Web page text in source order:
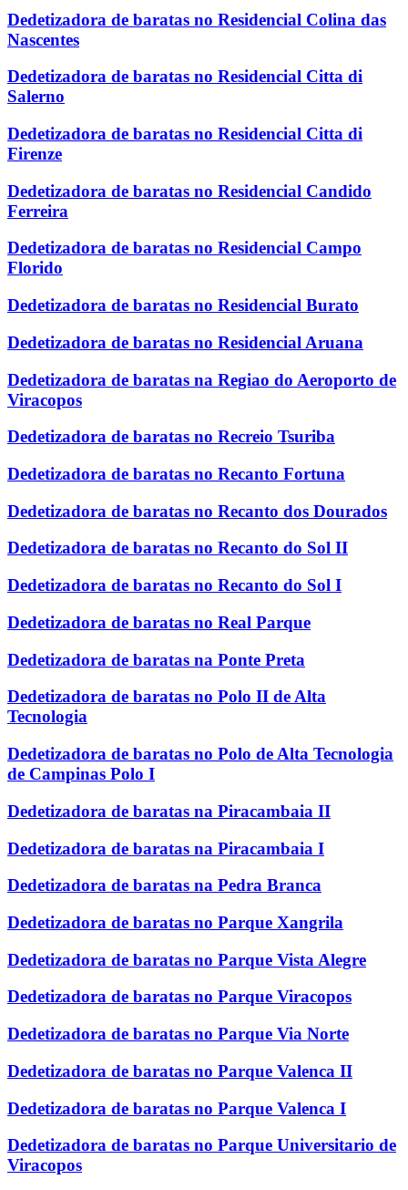
Dedetizadora de baratas no Residencial Colina das
Nascentes
Dedetizadora de baratas no Residencial Citta di
Salerno
Dedetizadora de baratas no Residencial Citta di
Firenze
Dedetizadora de baratas no Residencial Candido
Ferreira
Dedetizadora de baratas no Residencial Campo
Florido
Dedetizadora de baratas no Residencial Burato
Dedetizadora de baratas no Residencial Aruana
Dedetizadora de baratas na Regiao do Aeroporto de
Viracopos
Dedetizadora de baratas no Recreio Tsuriba
Dedetizadora de baratas no Recanto Fortuna
Dedetizadora de baratas no Recanto dos Dourados
Dedetizadora de baratas no Recanto do Sol II
Dedetizadora de baratas no Recanto do Sol I
Dedetizadora de baratas no Real Parque
Dedetizadora de baratas na Ponte Preta
Dedetizadora de baratas no Polo II de Alta
Tecnologia
Dedetizadora de baratas no Polo de Alta Tecnologia
de Campinas Polo I
Dedetizadora de baratas na Piracambaia II
Dedetizadora de baratas na Piracambaia I
Dedetizadora de baratas na Pedra Branca
Dedetizadora de baratas no Parque Xangrila
Dedetizadora de baratas no Parque Vista Alegre
Dedetizadora de baratas no Parque Viracopos
Dedetizadora de baratas no Parque Via Norte
Dedetizadora de baratas no Parque Valenca II
Dedetizadora de baratas no Parque Valenca I
Dedetizadora de baratas no Parque Universitario de
Viracopos